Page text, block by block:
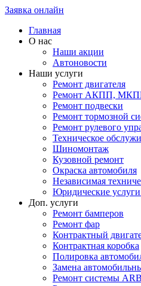
Заявка онлайн
Главная
О нас
Наши акции
Автоновости
Наши услуги
Ремонт двигателя
Ремонт АКПП,
Ремонт подвески
Ремонт тормозной
Ремонт рулевого
Техническое
Шиномонтаж
Кузовной ремонт
Окраска автомобиля
Независимая
Юридические услуги
Доп. услуги
Ремонт бамперов
Ремонт фар
Контрактный
Контрактная коробка
Полировка
Замена
Ремонт системы